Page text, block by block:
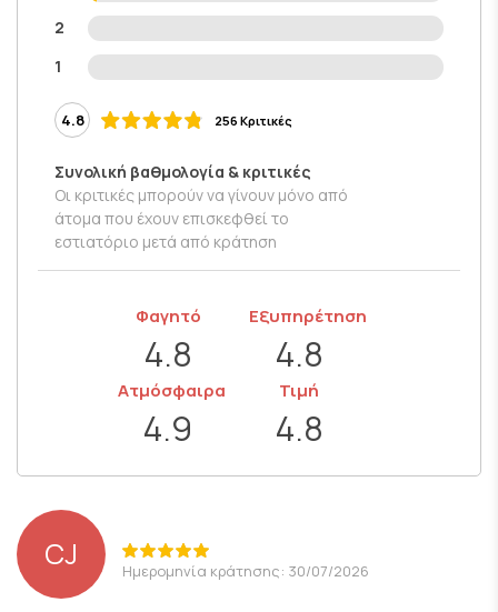
2
1
4.8 256 Κριτικές
Συνολική βαθμολογία & κριτικές
Οι κριτικές μπορούν να γίνουν μόνο από
άτομα που έχουν επισκεφθεί το
εστιατόριο μετά από κράτηση
Φαγητό
4.8
Εξυπηρέτηση
4.8
Ατμόσφαιρα
4.9
Τιμή
4.8
CJ Ημερομηνία κράτησης: 30/07/2026